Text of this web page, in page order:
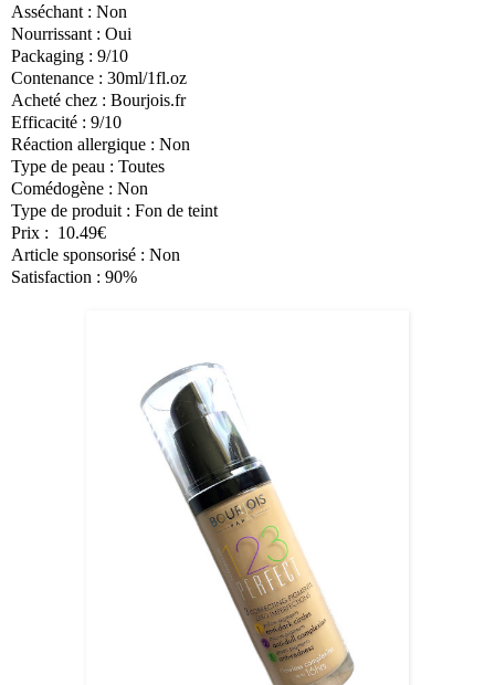
Asséchant : Non
Nourrissant : Oui
Packaging : 9/10
Contenance : 30ml/1fl.oz
Acheté chez : Bourjois.fr
Efficacité : 9/10
Réaction allergique : Non
Type de peau : Toutes
Comédogène : Non
Type de produit : Fon de teint
Prix : 10.49€
Article sponsorisé : Non
Satisfaction : 90%